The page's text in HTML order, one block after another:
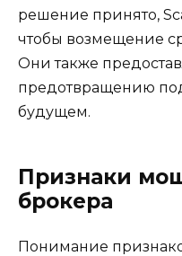
решение принято,
чтобы возмещение
Они также
предотвращению
будущем.
Признаки
брокера
Понимание